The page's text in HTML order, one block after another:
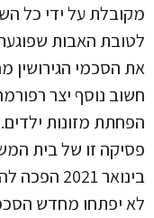
מקובלת על ידי כל
לטובת האבות שפוגעת
את הסכמי הגירושין
חשוב נוסף יצר
הפחתת מזונות ילדים.
בינואר
לא יפתחו מחדש